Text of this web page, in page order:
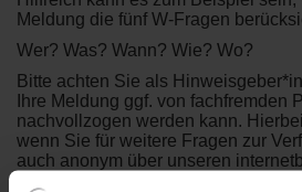
Meldung die fünf W-Fragen
Wer? Was? Wann? Wie? Wo?
Bitte achten Sie als
Ihre Meldung ggf. von fachfremden
nachvollzogen werden kann.
wenn Sie für weitere Fragen zur
auch anonym über unseren